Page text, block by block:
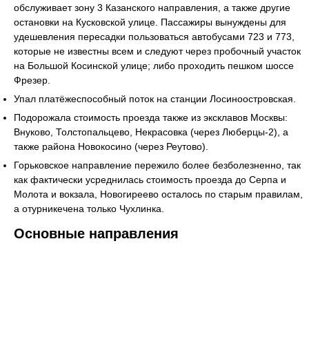
обслуживает зону 3 Казанского направления, а также другие
остановки на Кусковской улице. Пассажиры вынуждены для
удешевления пересадки пользоваться автобусами 723 и 773,
которые не известны всем и следуют через пробочный участок
на Большой Косинской улице; либо проходить пешком шоссе
Фрезер.
Упал платёжеспособный поток на станции Лосиноостровская.
Подорожала стоимость проезда также из эксклавов Москвы:
Внуково, Толстопальцево, Некрасовка (через Люберцы-2), а
также района Новокосино (через Реутово).
Горьковское направление пережило более безболезненно, так
как фактически усреднилась стоимость проезда до Серпа и
Молота и вокзала, Новогиреево осталось по старым правилам,
а отурникечена только Чухлинка.
Основные направления